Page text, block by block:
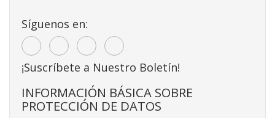
Síguenos en:
¡Suscríbete a Nuestro Boletín!
INFORMACIÓN BÁSICA SOBRE
PROTECCIÓN DE DATOS